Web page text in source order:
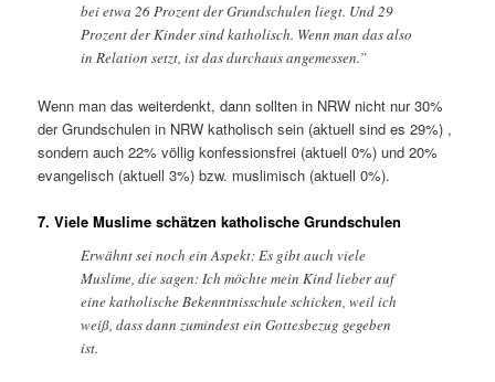
bei etwa 26 Prozent der Grundschulen liegt. Und 29
Prozent der Kinder sind katholisch. Wenn man das also
in Relation setzt, ist das durchaus angemessen.”
Wenn man das weiterdenkt, dann sollten in NRW nicht nur 30%
der Grundschulen in NRW katholisch sein (aktuell sind es 29%) ,
sondern auch 22% völlig konfessionsfrei (aktuell 0%) und 20%
evangelisch (aktuell 3%) bzw. muslimisch (aktuell 0%).
7. Viele Muslime schätzen katholische Grundschulen
Erwähnt sei noch ein Aspekt: Es gibt auch viele
Muslime, die sagen: Ich möchte mein Kind lieber auf
eine katholische Bekenntnisschule schicken, weil ich
weiß, dass dann zumindest ein Gottesbezug gegeben
ist.